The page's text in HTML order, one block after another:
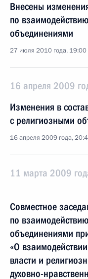
Внесены
по
объединениями
27 июля 2010 года, 19:00
16 апреля 2009
Изменения в
с религиозными
16 апреля 2009 года,
11 марта 2009
Совместное
по
объединениями
«О
власти и
духовно-